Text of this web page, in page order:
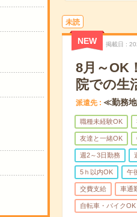
未読
NEW 掲載日
8月～OK
院での生
派遣先 ≪勤務地
職種未経験OK
友達と一緒OK
週2～3日勤務
5ｈ以内OK 午
交費支給 車通
自転車・バイクOK